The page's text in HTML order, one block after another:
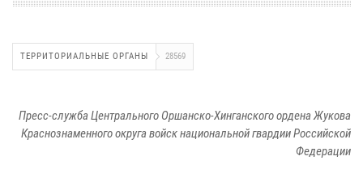
ТЕРРИТОРИАЛЬНЫЕ ОРГАНЫ 28569
Пресс-служба Центрального Оршанско-Хинганского ордена Жукова
Краснознаменного округа войск национальной гвардии Российской
Федерации